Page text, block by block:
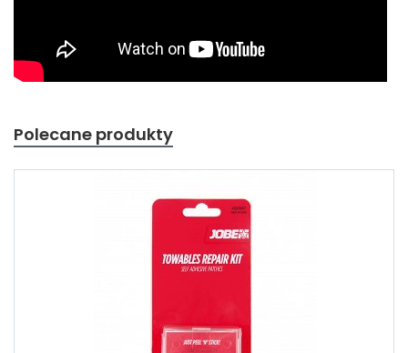
Polecane produkty